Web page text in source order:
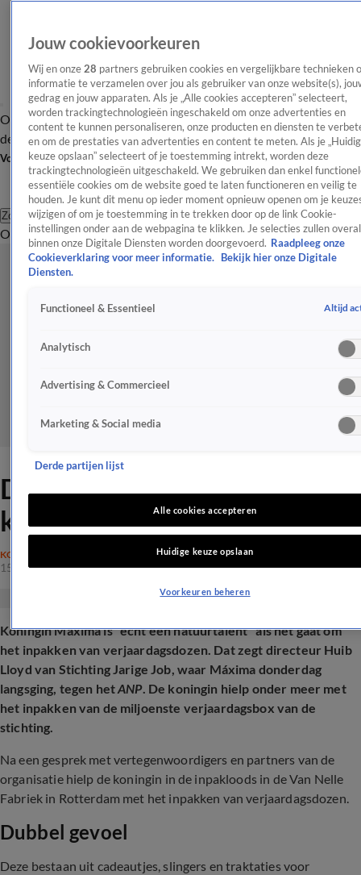
OverzichtAfleveringen Entertainment TV Algemeen
Tip
de redactieNieuwsbrief
Volg Shownieuws
Zoeken
OverzichtEntertainmentSpraakmakendRealityCrimeVideo's
Dít bijzondere talent heeft
koningin Máxima
KONINKLIJK HUIS
15 jan 2026, 14:52
Koningin Máxima is "echt een natuurtalent" als het gaat om
het inpakken van verjaardagsdozen. Dat zegt directeur Huib
Lloyd van Stichting Jarige Job, waar Máxima donderdag
langsging, tegen hetANP. De koningin hielp onder meer met
het inpakken van de miljoenste verjaardagsbox van de
stichting.
Na een gesprek met vertegenwoordigers en partners van de
organisatie hielp de koningin in de inpakloods in de Van Nelle
Fabriek in Rotterdam met het inpakken van verjaardagsdozen.
Dubbel gevoel
Deze bestaan uit cadeautjes, slingers en traktaties voor
Jouw cookievoorkeuren
Wij en onze 28 partners gebruiken cookies en vergelijkbare technieken
informatie te verzamelen over jou als gebruiker van onze website(s),
gedrag en jouw apparaten. Als je „Alle cookies accepteren” selecteert,
worden trackingtechnologieën ingeschakeld om onze advertenties en
content te kunnen personaliseren, onze producten en diensten te
en om de prestaties van advertenties en content te meten. Als je
keuze opslaan” selecteert of je toestemming intrekt, worden deze
trackingtechnologieën uitgeschakeld. We gebruiken dan enkel
essentiële cookies om de website goed te laten functioneren en veilig te
houden. Je kunt dit menu op ieder moment opnieuw openen om je
wijzigen of om je toestemming in te trekken door op de link Cookie-
instellingen onder aan de webpagina te klikken. Je selecties zullen overal
binnen onze Digitale Diensten worden doorgevoerd. Raadpleeg onze
Cookieverklaring voor meer informatie.
Bekijk hier onze Digitale
Diensten.
Functioneel & Essentieel Altijd
Analytisch
Advertising & Commercieel
Marketing & Social media
Derde partijen lijst
Alle cookies accepteren
Huidige keuze opslaan
Voorkeuren beheren